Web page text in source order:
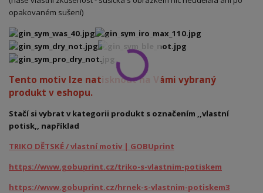
opakovaném sušení)
Tento motiv lze natisknout na Vámi vybraný
produkt v eshopu.
Stačí si vybrat v kategorii produkt s označením ,,vlastní
potisk,, například
TRIKO DĚTSKÉ / vlastní motiv | GOBUprint
https://www.gobuprint.cz/triko-s-vlastnim-potiskem
https://www.gobuprint.cz/hrnek-s-vlastnim-potiskem3